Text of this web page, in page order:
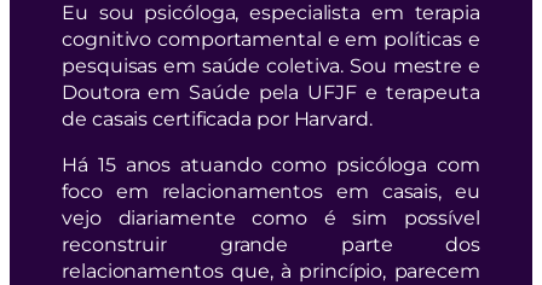
Eu sou psicóloga, especialista em terapia
cognitivo comportamental e em políticas e
pesquisas em saúde coletiva. Sou mestre e
Doutora em Saúde pela UFJF e terapeuta
de casais certificada por Harvard.
Há 15 anos atuando como psicóloga com
foco em relacionamentos em casais, eu
vejo diariamente como é sim possível
reconstruir grande parte dos
relacionamentos que, à princípio, parecem